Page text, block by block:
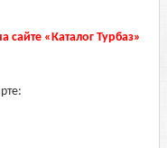
сайте «Каталог Турбаз»